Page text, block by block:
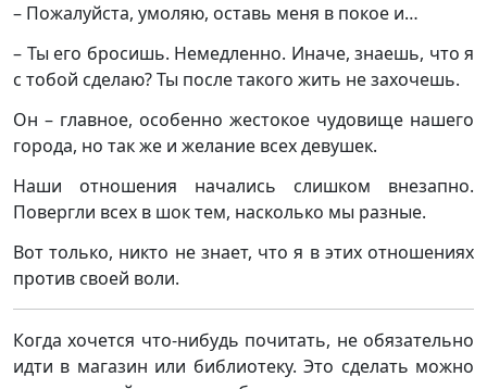
– Пожалуйста, умоляю, оставь меня в покое и…
– Ты его бросишь. Немедленно. Иначе, знаешь, что я
с тобой сделаю? Ты после такого жить не захочешь.
Он – главное, особенно жестокое чудовище нашего
города, но так же и желание всех девушек.
Наши отношения начались слишком внезапно.
Повергли всех в шок тем, насколько мы разные.
Вот только, никто не знает, что я в этих отношениях
против своей воли.
Когда хочется что-нибудь почитать, не обязательно
идти в магазин или библиотеку. Это сделать можно